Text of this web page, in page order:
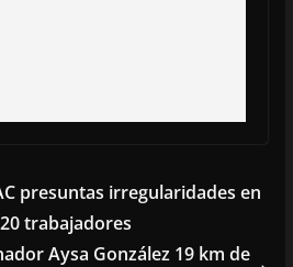
presuntas irregularidades en
trabajadores
Aysa González 19 km de